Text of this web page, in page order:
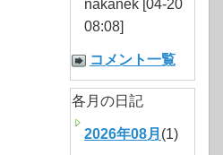
nakanek [04-20
08:08]
コメント一覧
各月の日記
2026年08月 (1)